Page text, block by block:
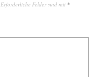
Erforderliche Felder sind mit *